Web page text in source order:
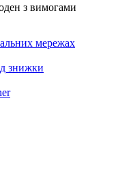
з вимогами
мережах
знижки